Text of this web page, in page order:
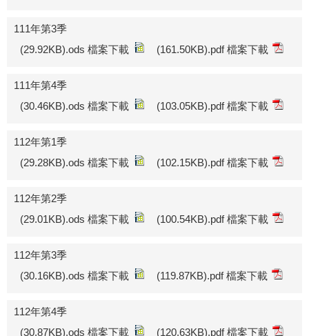
111年第3季
(29.92KB).ods 檔案下載
(161.50KB).pdf 檔案下載
111年第4季
(30.46KB).ods 檔案下載
(103.05KB).pdf 檔案下載
112年第1季
(29.28KB).ods 檔案下載
(102.15KB).pdf 檔案下載
112年第2季
(29.01KB).ods 檔案下載
(100.54KB).pdf 檔案下載
112年第3季
(30.16KB).ods 檔案下載
(119.87KB).pdf 檔案下載
112年第4季
(30.87KB).ods 檔案下載
(120.63KB).pdf 檔案下載